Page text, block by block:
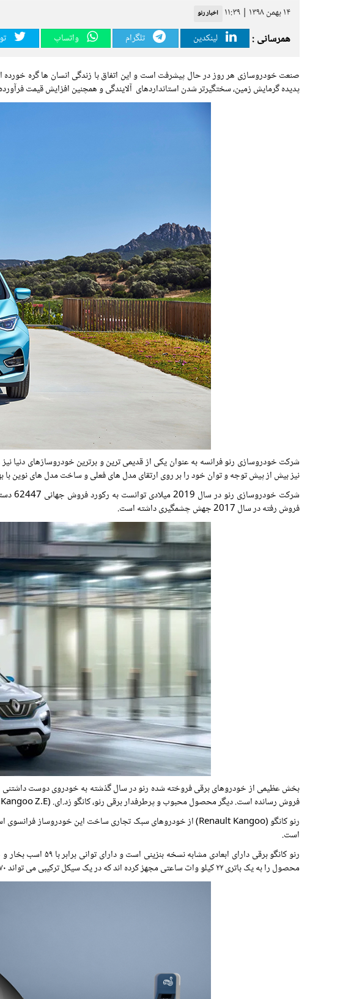
۱۴ بهمن ۱۳۹۸ | ۱۱:۳۹ اخبار رنو
همرسانی : لینکدین تلگرام واتساپ
صنعت خودروسازی هر روز در حال پیشرفت است و این اتفاق با زندگی انسان ها گره
پدیده گرمایش زمین، سختگیرتر شدن استانداردهای آلایندگی و همچنین افزایش قیمت
شرکت خودروسازی رنو فرانسه به عنوان یکی از قدیمی ترین و برترین خودروسازهای
نیز بیش از پیش توجه و توان خود را بر روی ارتقای مدل های فعلی و ساخت مدل های نوین با
فروش رفته در سال 2017 جهش چشمگیری داشته است.
فروش رسانده است. دیگر محصول محبوب و پرطرفدار برقی رنو، کانگو زد.ای. (Kangoo Z.E.) است که توانسته است به رکورد فروش 10349 دستگاه در سال 2019 دست پیدا کند.
است.
محصول را به یک باتری ۲۲ کیلو وات ساعتی مجهز کرده اند که در یک سیکل ترکیبی می تواند ۱۷۰ کیلومتر پیمایش داشته باشد؛ البته این اعداد بنا به شرایط جاده، دمای هوا، سرعت و مدل رانندی متغیر است.